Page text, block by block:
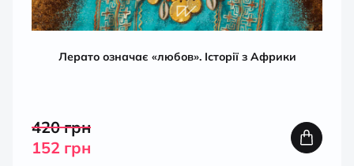
Лерато означає «любов». Історії з Африки
420грн
152 грн